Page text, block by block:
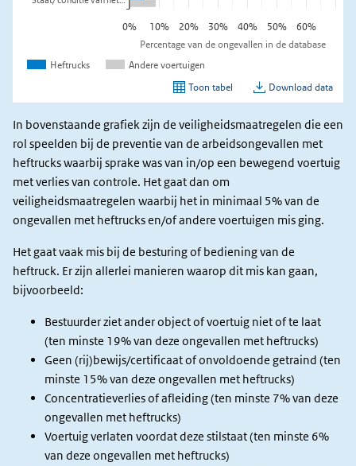
In bovenstaande grafiek zijn de veiligheidsmaatregelen die een
rol speelden bij de preventie van de arbeidsongevallen met
heftrucks waarbij sprake was van in/op een bewegend voertuig
met verlies van controle. Het gaat dan om
veiligheidsmaatregelen waarbij het in minimaal 5% van de
ongevallen met heftrucks en/of andere voertuigen mis ging.
Het gaat vaak mis bij de besturing of bediening van de
heftruck. Er zijn allerlei manieren waarop dit mis kan gaan,
bijvoorbeeld:
Bestuurder ziet ander object of voertuig niet of te laat
(ten minste 19% van deze ongevallen met heftrucks)
Geen (rij)bewijs/certificaat of onvoldoende getraind (ten
minste 15% van deze ongevallen met heftrucks)
Concentratieverlies of afleiding (ten minste 7% van deze
ongevallen met heftrucks)
Voertuig verlaten voordat deze stilstaat (ten minste 6%
van deze ongevallen met heftrucks)